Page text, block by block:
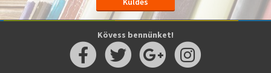
Kövess bennünket!